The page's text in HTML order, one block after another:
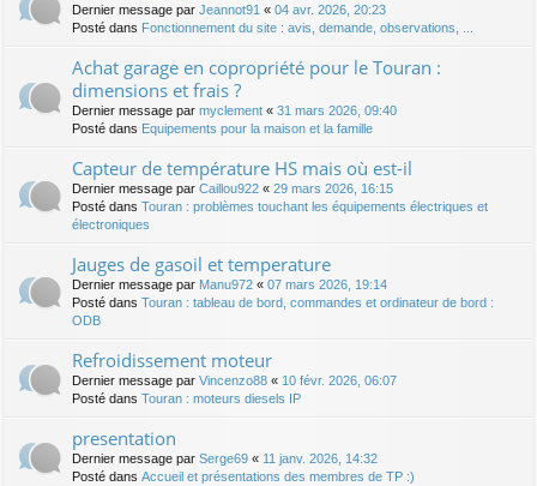
Dernier message par Jeannot91 « 04 avr. 2026, 20:23
Posté dans Fonctionnement du site : avis, demande, observations, ...
Achat garage en copropriété pour le Touran :
dimensions et frais ?
Dernier message par myclement « 31 mars 2026, 09:40
Posté dans Equipements pour la maison et la famille
Capteur de température HS mais où est-il
Dernier message par Caillou922 « 29 mars 2026, 16:15
Posté dans Touran : problèmes touchant les équipements électriques et
électroniques
Jauges de gasoil et temperature
Dernier message par Manu972 « 07 mars 2026, 19:14
Posté dans Touran : tableau de bord, commandes et ordinateur de bord :
ODB
Refroidissement moteur
Dernier message par Vincenzo88 « 10 févr. 2026, 06:07
Posté dans Touran : moteurs diesels IP
presentation
Dernier message par Serge69 « 11 janv. 2026, 14:32
Posté dans Accueil et présentations des membres de TP :)